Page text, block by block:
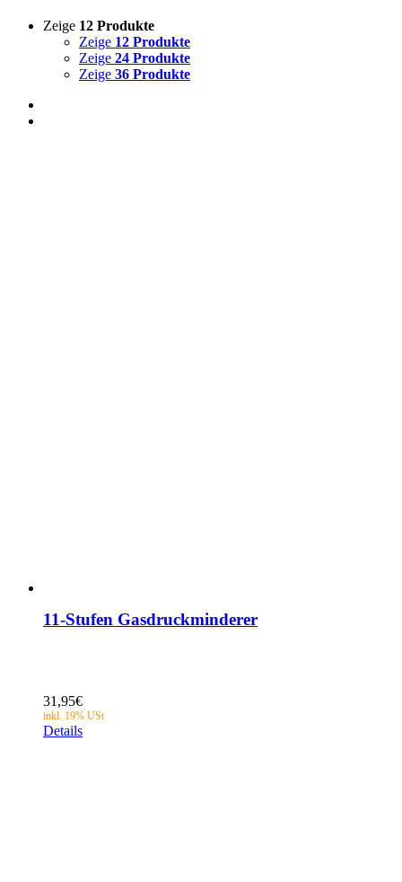
Zeige 12 Produkte
Zeige 12 Produkte
Zeige 24 Produkte
Zeige 36 Produkte
11-Stufen Gasdruckminderer
31,95€
Details